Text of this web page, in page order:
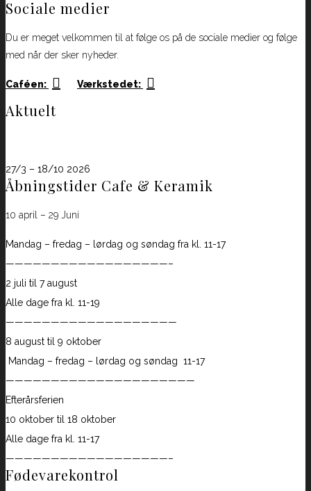
Sociale medier
Du er meget velkommen til at følge os på de sociale medier og følge
med når der sker nyheder.
Caféen: Værkstedet:
Aktuelt
27/3 – 18/10 2026
Åbningstider Cafe & Keramik
10 april – 29 Juni
Mandag – fredag – lørdag og søndag fra kl. 11-17
——————————————————–
2 juli til 7 august
Alle dage fra kl. 11-19
———————————————————
8 august til 9 oktober
Mandag – fredag – lørdag og søndag 11-17
—————————————————————
Efterårsferien
10 oktober til 18 oktober
Alle dage fra kl. 11-17
——————————————————–
Fødevarekontrol